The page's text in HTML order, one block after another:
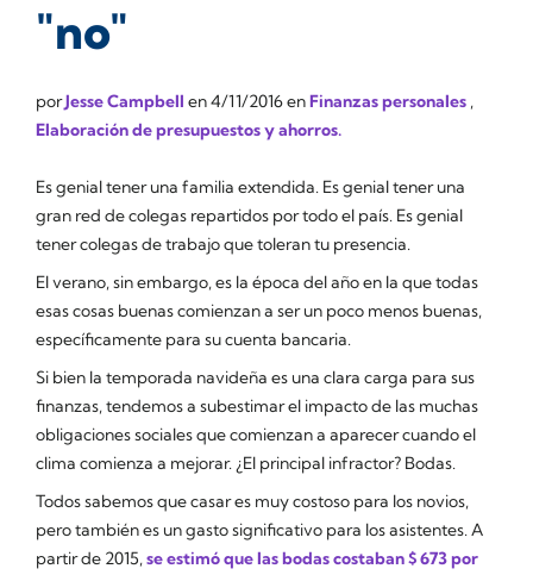
"no"
porJesse Campbell en4/11/2016enFinanzas personales ,
Elaboración de presupuestos y ahorros.
Es genial tener una familia extendida. Es genial tener una
gran red de colegas repartidos por todo el país. Es genial
tener colegas de trabajo que toleran tu presencia.
El verano, sin embargo, es la época del año en la que todas
esas cosas buenas comienzan a ser un poco menos buenas,
específicamente para su cuenta bancaria.
Si bien la temporada navideña es una clara carga para sus
finanzas, tendemos a subestimar el impacto de las muchas
obligaciones sociales que comienzan a aparecer cuando el
clima comienza a mejorar. ¿El principal infractor? Bodas.
Todos sabemos que casar es muy costoso para los novios,
pero también es un gasto significativo para los asistentes. A
partir de 2015,se estimó que las bodas costaban $ 673 por